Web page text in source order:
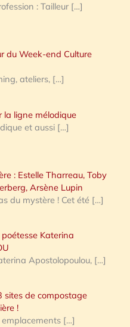
: Tailleur […]
du Week-end Culture
ateliers, […]
la ligne mélodique
et aussi […]
: Estelle Tharreau, Toby
Arsène Lupin
du mystère ! Cet été […]
Katerina
Apostolopoulou, […]
sites de compostage
!
[…]